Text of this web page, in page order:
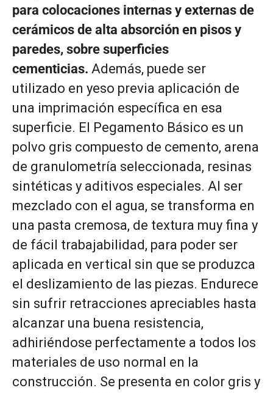
para colocaciones internas y externas de
cerámicos de alta absorción en pisos y
paredes, sobre superficies
cementicias. Además, puede ser
utilizado en yeso previa aplicación de
una imprimación específica en esa
superficie. El Pegamento Básico es un
polvo gris compuesto de cemento, arena
de granulometría seleccionada, resinas
sintéticas y aditivos especiales. Al ser
mezclado con el agua, se transforma en
una pasta cremosa, de textura muy fina y
de fácil trabajabilidad, para poder ser
aplicada en vertical sin que se produzca
el deslizamiento de las piezas. Endurece
sin sufrir retracciones apreciables hasta
alcanzar una buena resistencia,
adhiriéndose perfectamente a todos los
materiales de uso normal en la
construcción. Se presenta en color gris y